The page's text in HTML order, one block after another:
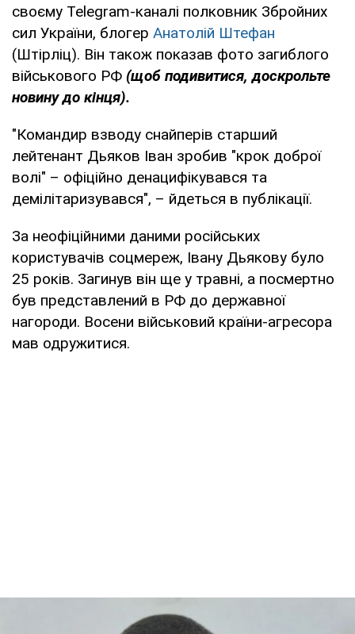
своєму Telegram-каналі полковник Збройних
сил України, блогер Анатолій Штефан
(Штірліц). Він також показав фото загиблого
військового РФ (щоб подивитися, доскрольте
новину до кінця).
"Командир взводу снайперів старший
лейтенант Дьяков Іван зробив "крок доброї
волі" – офіційно денацифікувався та
демілітаризувався", – йдеться в публікації.
За неофіційними даними російських
користувачів соцмереж, Івану Дьякову було
25 років. Загинув він ще у травні, а посмертно
був представлений в РФ до державної
нагороди. Восени військовий країни-агресора
мав одружитися.